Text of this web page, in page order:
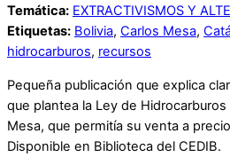
Temática: EXTRACTIVISMOS Y
Etiquetas: Bolivia, Carlos Mesa,
hidrocarburos, recursos
Pequeña publicación que explica
que plantea la Ley de
Mesa, que permitía su venta a
Disponible en Biblioteca del CEDIB.